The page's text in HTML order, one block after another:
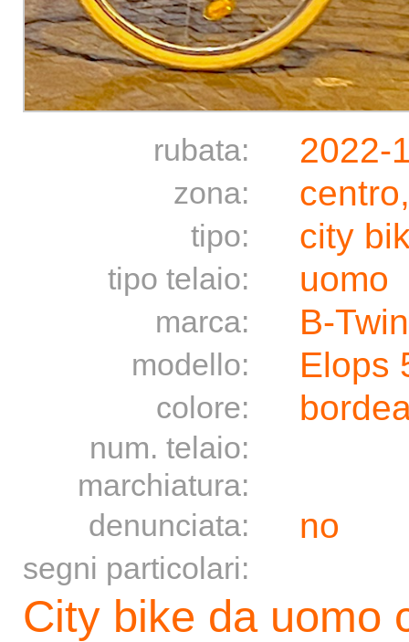
rubata: 2022-
zona:
tipo: city
tipo telaio: uomo
marca: B-
modello: Elops
colore:
num. telaio:
marchiatura:
denunciata:
no
segni particolari:
City bike da uomo